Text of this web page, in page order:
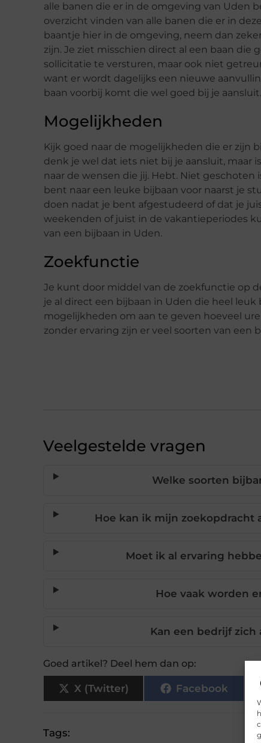
alle banen die er in de omgeving van Uden
overzicht vinden van alle banen die er in
baantje hier in de omgeving, neem dan
zijn. Je ziet misschien direct al een baan die
sollicitatie te versturen, maar ook niet
want er wordt dagelijks een nieuwe
baan voorbij komt die wel goed bij je aansluit.
Mogelijkheden
Kijk goed naar de mogelijkheden die er zijn
denk je wel dat iets niet bij je aansluit, maar
naar de wensen die jij. Hebt. Niet
bent naar een leuke bijbaan voor naarst je
doen nadat je bent afgestudeerd of dat je
weekenden of juist in de vakantieperiodes
van een bijbaan in Uden.
Zoekfunctie
Je kunt door middel van de zoekfunctie op
je al direct een bijbaan in Uden die heel
mogelijkheden om aan te geven hoeveel
zonder ervaring zijn er veel soorten van een
Veelgestelde vragen
Welke soorten
Hoe kan ik mijn zoekopdracht
Moet ik al ervaring
Hoe vaak worden
Kan een bedrijf zich
Goed artikel? Deel hem dan op:
X (Twitter) Facebook
Tags: